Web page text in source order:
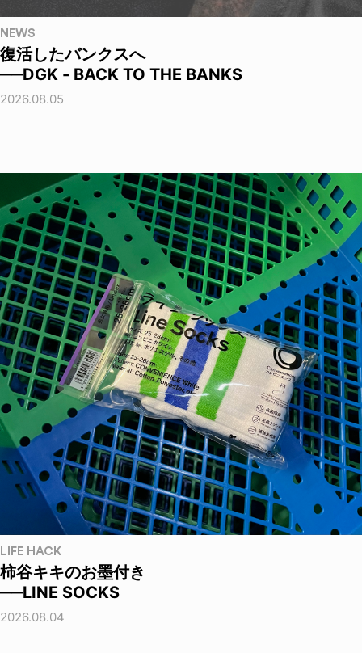
NEWS
復活したバンクスへ
──DGK - BACK TO THE BANKS
2026.08.05
LIFE HACK
柿谷キキのお墨付き
──LINE SOCKS
2026.08.04